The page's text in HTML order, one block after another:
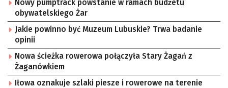
Nowy pumptrack powstanie w ramach budżetu
obywatelskiego Żar
Jakie powinno być Muzeum Lubuskie? Trwa badanie
opinii
Nowa ścieżka rowerowa połączyła Stary Żagań z
Żaganówkiem
Iłowa oznakuje szlaki piesze i rowerowe na terenie